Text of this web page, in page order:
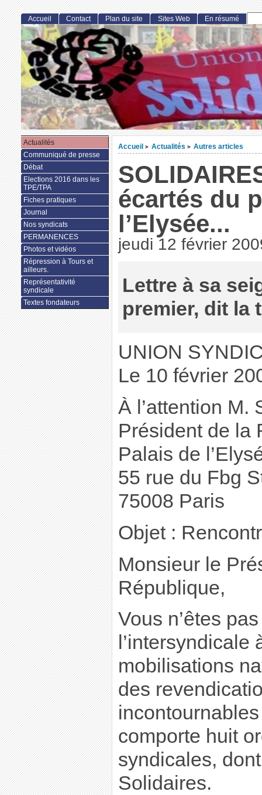
Accueil > Actualités > Autres articles
écartés du
l’Elysée...
jeudi 12 février
Lettre à sa
premier, dit la
UNION
Le 10 février
À l’attention M.
Président de la
Palais de
55 rue du Fbg
75008 Paris
Objet :
Monsieur le
République,
Vous n’êtes
l’intersyndicale
mobilisations
des
comporte huit
syndicales,
Solidaires.
Accueil Contact Plan du site Sites Web En résumé
Actualités
Communiqué de presse
Débat
Elections 2016 dans les
TPE/TPA
Fiches pratiques
Journal
Nos syndicats
PERMANENCES
Photos et vidéos
Répression à Tours et
ailleurs.
Représentativité
syndicale
Textes fondateurs